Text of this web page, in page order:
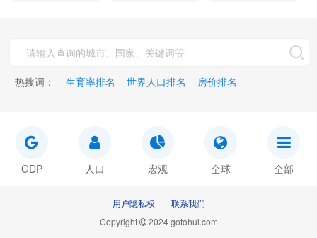
热搜词： 生育率排名 世界人口排名 房价排名
GDP 人口 宏观 全球 全部
用户隐私权
联系我们
Copyright
2024 gotohui.com